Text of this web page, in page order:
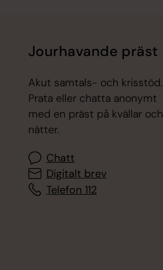
Jourhavande präst
Akut samtals- och krisstöd.
Prata eller chatta anonymt
med en präst på kvällar och
nätter.
Chatt
Digitalt brev
Telefon 112